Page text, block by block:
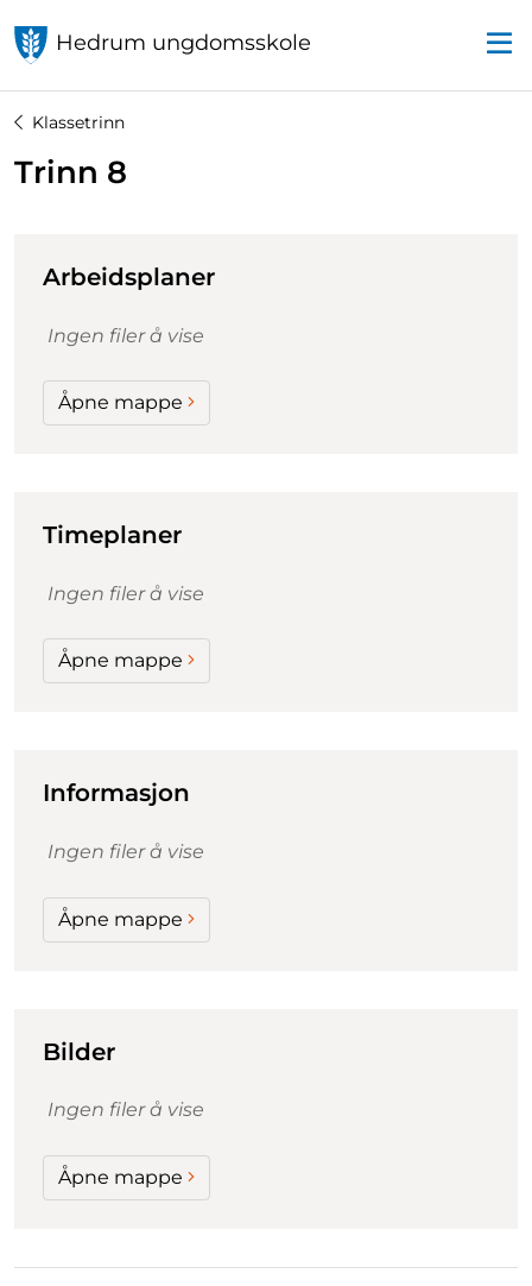
Hedrum ungdomsskole
Klassetrinn
Trinn 8
Arbeidsplaner
Ingen filer å vise
Åpne mappe
Timeplaner
Ingen filer å vise
Åpne mappe
Informasjon
Ingen filer å vise
Åpne mappe
Bilder
Ingen filer å vise
Åpne mappe